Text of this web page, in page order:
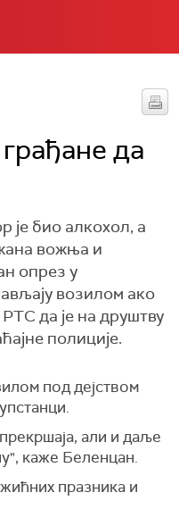
да
је био алкохол, а
вожња и
опрез у
возилом ако
да је на друштву
полиције.
под дејством
али и даље
каже Беленцан.
празника и